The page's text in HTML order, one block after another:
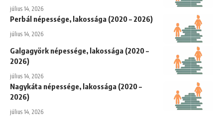
július 14, 2026
Perbál népessége, lakossága (2020 – 2026)
július 14, 2026
Galgagyörk népessége, lakossága (2020 –
2026)
július 14, 2026
Nagykáta népessége, lakossága (2020 –
2026)
július 14, 2026